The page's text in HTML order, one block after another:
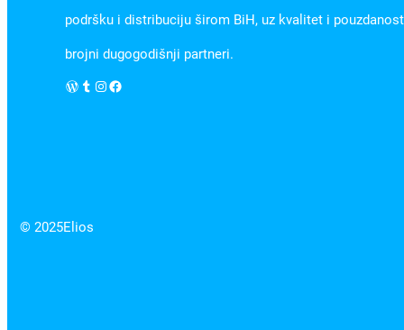
podršku i distribuciju širom BiH, uz kvalitet i
brojni dugogodišnji partneri.
WordPress Instagram Facebook
© 2025Elios